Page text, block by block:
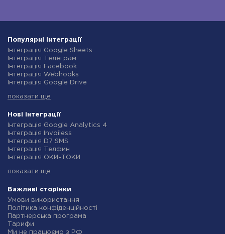
Популярні інтеграції
Інтеграція Google Sheets
Інтеграція Телеграм
Інтеграція Facebook
Інтеграція Webhooks
Інтеграція Google Drive
Інтеграція Gmail
Інтеграція Rozetka
Інтеграція OpenAI (ChatGPT)
Інтеграція Binotel
Інтеграція Prom
Інтеграція Приват24
Інтеграція OLX
Інтеграція SendPulse
Інтеграція Stream Telecom
Інтеграція Google Analytics
Інтеграція Creatio
Інтеграція Ringostat
Інтеграція Google Calendar
показати ще
Нові інтеграції
Інтеграція Google Analytics 4
Інтеграція Invoiless
Інтеграція D7 SMS
Інтеграція Телфин
Інтеграція ОКИ-ТОКИ
Інтеграція Microsoft Dynamics 365
Інтеграція TxtSync
Інтеграція Wire2Air
Інтеграція Corezoid
Інтеграція Infobip
Інтеграція Instasent
Інтеграція AtomPark
показати ще
Важливі сторінки
Умови використання
Політика конфіденційності
Партнерська програма
Тарифи
Ми не працюємо з РФ